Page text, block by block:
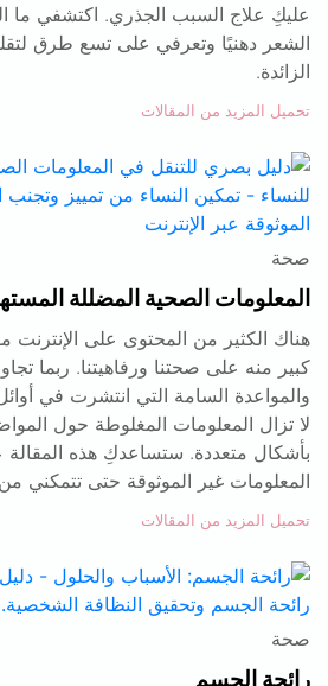
عليكِ علاج السبب الجذري. اكتشفي
الشعر دهنيًا وتعرفي على تسع طرق
الزائدة.
تحميل المزيد من المقالات
صحة
المعلومات الصحية المضللة
هناك الكثير من المحتوى على الإنترنت
كبير منه على صحتنا ورفاهيتنا. ربما
والمواعدة السامة التي انتشرت في
لا تزال المعلومات المغلوطة حول
بأشكال متعددة. ستساعدكِ هذه
المعلومات غير الموثوقة حتى تتمكني من
تحميل المزيد من المقالات
صحة
رائحة الجسم